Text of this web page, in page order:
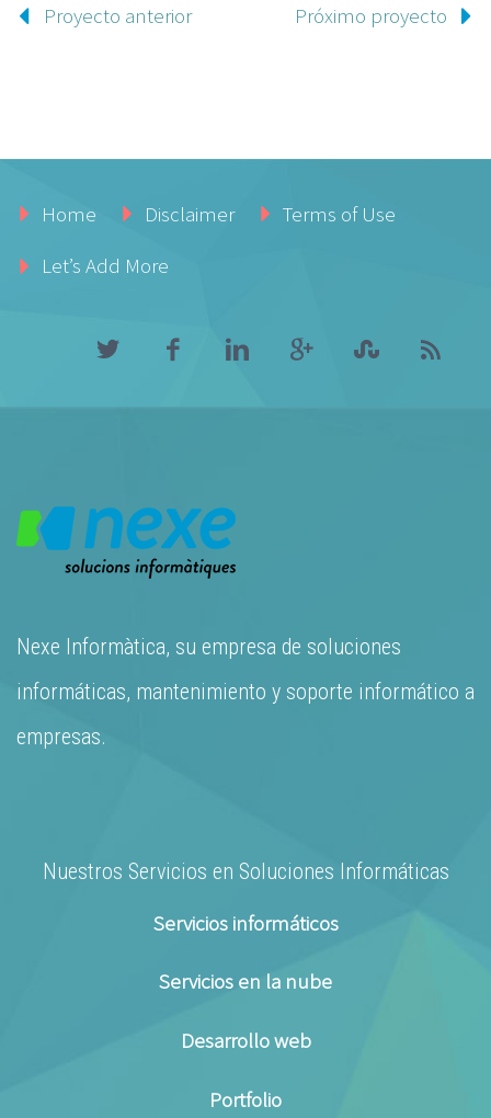
Proyecto anterior Próximo proyecto
Home Disclaimer
Terms of Use
Let’s Add More
Nexe Informàtica, su empresa de soluciones
informáticas, mantenimiento y soporte informático a
empresas.
Nuestros Servicios en Soluciones Informáticas
Servicios informáticos
Servicios en la nube
Desarrollo web
Portfolio